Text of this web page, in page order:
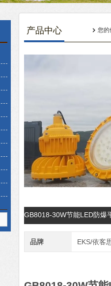
产品中心 您的
GB8018-30W节能LED防爆
品牌 EKS/依客